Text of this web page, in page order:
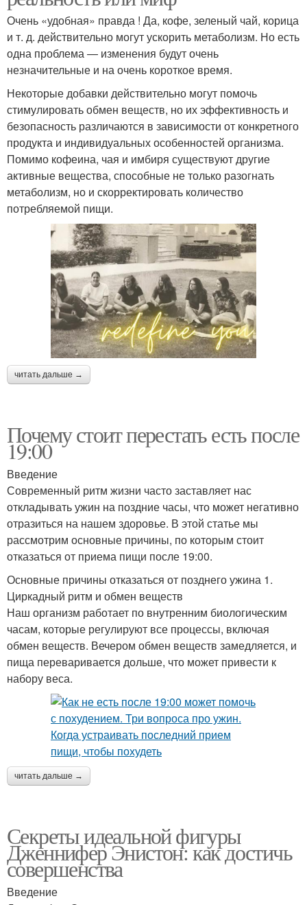
Очень «удобная» правда ! Да, кофе, зеленый чай, корица
и т. д. действительно могут ускорить метаболизм. Но есть
одна проблема — изменения будут очень
незначительные и на очень короткое время.
Некоторые добавки действительно могут помочь
стимулировать обмен веществ, но их эффективность и
безопасность различаются в зависимости от конкретного
продукта и индивидуальных особенностей организма.
Помимо кофеина, чая и имбиря существуют другие
активные вещества, способные не только разогнать
метаболизм, но и скорректировать количество
потребляемой пищи.
читать дальше →
Почему стоит перестать есть после
19:00
Введение
Современный ритм жизни часто заставляет нас
откладывать ужин на поздние часы, что может негативно
отразиться на нашем здоровье. В этой статье мы
рассмотрим основные причины, по которым стоит
отказаться от приема пищи после 19:00.
Основные причины отказаться от позднего ужина 1.
Циркадный ритм и обмен веществ
Наш организм работает по внутренним биологическим
часам, которые регулируют все процессы, включая
обмен веществ. Вечером обмен веществ замедляется, и
пища переваривается дольше, что может привести к
набору веса.
читать дальше →
Секреты идеальной фигуры
Дженнифер Энистон: как достичь
совершенства
Введение